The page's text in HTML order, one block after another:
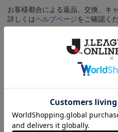
お客様都合による返品、交換、キ
詳しくはヘルプページをご確認く
ご注文の確定について
買い物かごに入れるだけでは在庫
にご購入手続きをお済ませください
3,980円（税込）以上のご注文は
ヘルプページ
をご確認ください。
配送方法について